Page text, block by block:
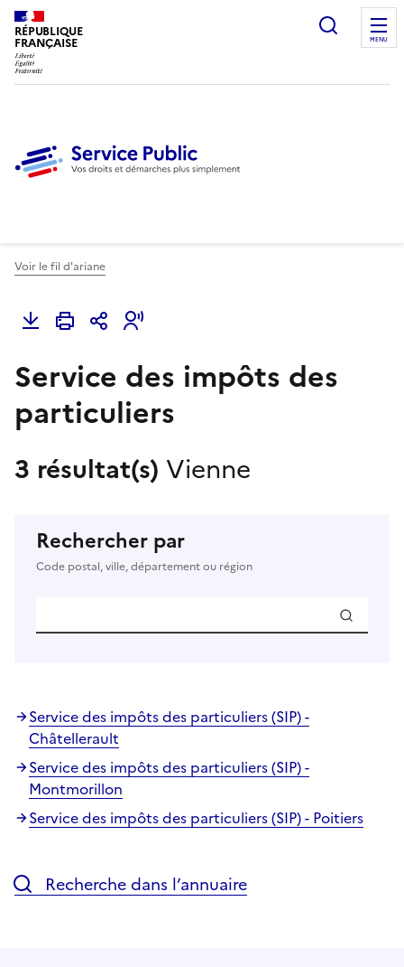
RÉPUBLIQUE
FRANÇAISE
Ouvrir
MENU
Voir le fil d'ariane
Service des impôts des
particuliers
3 résultat(s) Vienne
Rechercher par
Code postal, ville, département ou région
Service des impôts des particuliers (SIP) -
Châtellerault
Service des impôts des particuliers (SIP) -
Montmorillon
Service des impôts des particuliers (SIP) - Poitiers
Recherche dans l’annuaire